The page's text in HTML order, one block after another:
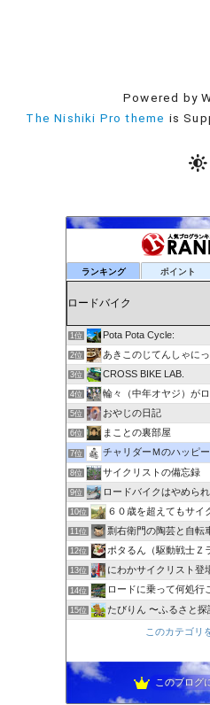
Powered by
The Nishiki Pro theme is
ランキング ポイント
1位 Pota Pota Cycle:
2位 あきこのじてんしゃにっ
3位 CROSS BIKE LAB.
4位 輪々（中年オヤジ）が
5位 おやじの日記
6位 まことの裏部屋
7位 チャリダーＭのハッピ
8位 サイクリストの備忘録
9位 ロードバイクはやめら
10位 ６０歳を超えてもサイ
11位 剽右衛門の陶芸と自転
12位 ポタるん（駆動戦士Ｚ
13位 にわかサイクリスト登
14位 ロードに乗って何処行
15位 たびりん 〜ふるさと探
このカテゴリ
このブログ